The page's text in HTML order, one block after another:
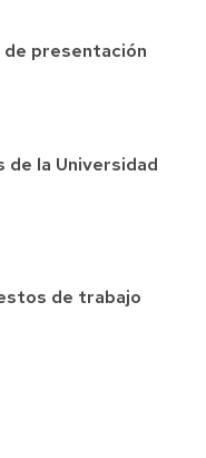
presentación
de la Universidad
de trabajo